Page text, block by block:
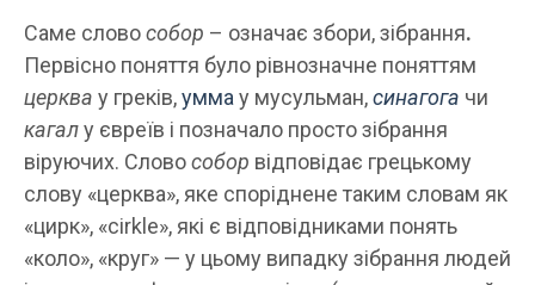
Саме словособор – означає збори, зібрання.
Первісно поняття було рівнозначне поняттям
церква у греків,уммау мусульман,синагога чи
кагалу євреїв і позначало просто зібрання
віруючих. Словособор відповідає грецькому
слову «церква», яке споріднене таким словам як
«цирк», «cirkle», які є відповідниками понять
«коло», «круг» — у цьому випадку зібрання людей